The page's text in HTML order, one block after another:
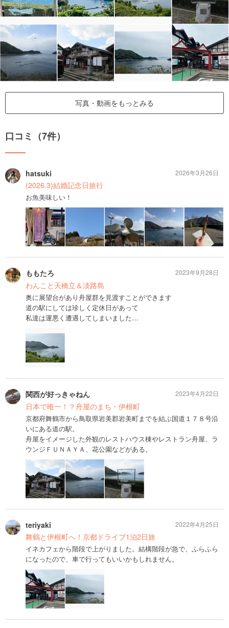
写真・動画をもっとみる
口コミ（7件）
hatsuki
(2026.3)結婚記念日旅行
お魚美味しい！
2026年3月26日
ももたろ
わんこと天橋立＆淡路島
奥に展望台があり舟屋群を見渡すことができます
道の駅にしては珍しく定休日があって
私達は運悪く遭遇してしまいました…
2023年9月28日
関西が好っきゃねん
日本で唯一！？舟屋のまち・伊根町
京都府舞鶴市から鳥取県岩美郡岩美町までを結ぶ国道１７８号沿
いにある道の駅。
舟屋をイメージした外観のレストハウス棟やレストラン舟屋、ラ
ウンジＦＵＮＡＹＡ、花公園などがある。
2023年4月22日
teriyaki
舞鶴と伊根町へ！京都ドライブ1泊2日旅
イネカフェから階段で上がりました。結構階段が急で、ふらふら
になったので、車で行ってもいいかもしれません。
2022年4月25日